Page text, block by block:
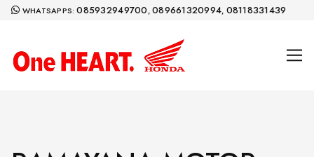
WHATSAPPS:085932949700, 089661320994, 08118331439